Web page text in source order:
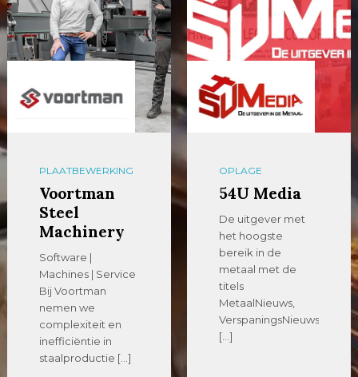
PLAATBEWERKING
Voortman
Steel
Machinery
Software |
Machines | Service
Bij Voortman
nemen we
complexiteit en
inefficiëntie in
staalproductie […]
OPLAGE
54U Media
De uitgever met
het hoogste
bereik in de
metaal met de
titels
MetaalNieuws,
VerspaningsNieuws
[…]